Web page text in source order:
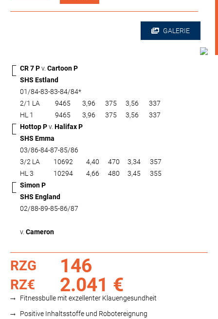
GALERIE
CR 7 Pv. Cartoon P
SHS Estland
01/84-83-83-84/84*
2/1 LA
9465 3,96 375 3,56
337
HL 1
9465 3,96 375 3,56
337
Hottop Pv. Halifax P
SHS Emma
03/86-84-87-85/86
3/2 LA
10692 4,40 470 3,34
357
HL 3
10294 4,66 480 3,45
355
Simon P
SHS England
02/88-89-85-86/87
v. Cameron
RZG 146
RZ€ 2.041 €
Fitnessbulle mit exzellenter Klauengesundheit
Positive Inhaltsstoffe und Robotereignung